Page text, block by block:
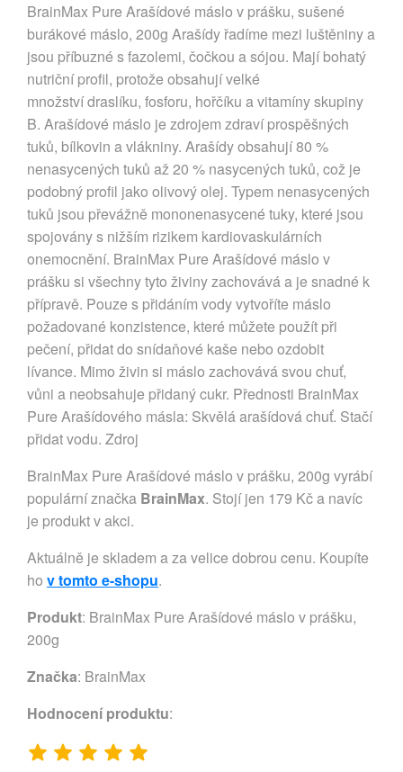
BrainMax Pure Arašídové máslo v prášku, sušené
burákové máslo, 200g Arašídy řadíme mezi luštěniny a
jsou příbuzné s fazolemi, čočkou a sójou. Mají bohatý
nutriční profil, protože obsahují velké
množství draslíku, fosforu, hořčíku a vitamíny skupiny
B. Arašídové máslo je zdrojem zdraví prospěšných
tuků, bílkovin a vlákniny. Arašídy obsahují 80 %
nenasycených tuků až 20 % nasycených tuků, což je
podobný profil jako olivový olej. Typem nenasycených
tuků jsou převážně mononenasycené tuky, které jsou
spojovány s nižším rizikem kardiovaskulárních
onemocnění. BrainMax Pure Arašídové máslo v
prášku si všechny tyto živiny zachovává a je snadné k
přípravě. Pouze s přidáním vody vytvoříte máslo
požadované konzistence, které můžete použít při
pečení, přidat do snídaňové kaše nebo ozdobit
lívance. Mimo živin si máslo zachovává svou chuť,
vůni a neobsahuje přidaný cukr. Přednosti BrainMax
Pure Arašídového másla: Skvělá arašídová chuť. Stačí
přidat vodu. Zdroj
BrainMax Pure Arašídové máslo v prášku, 200g vyrábí
populární značka BrainMax. Stojí jen 179 Kč a navíc
je produkt v akci.
Aktuálně je skladem a za velice dobrou cenu. Koupíte
ho v tomto e-shopu.
Produkt: BrainMax Pure Arašídové máslo v prášku,
200g
Značka: BrainMax
Hodnocení produktu: